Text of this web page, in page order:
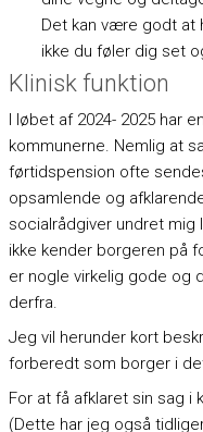
Det kan være godt at
ikke du føler dig set
Klinisk funktion
I løbet af 2024- 2025 har
kommunerne. Nemlig at
førtidspension ofte
opsamlende og
socialrådgiver undret mig
ikke kender borgeren på
er nogle virkelig gode og
derfra.
Jeg vil herunder kort
forberedt som borger i
For at få afklaret sin sag i
(Dette har jeg også